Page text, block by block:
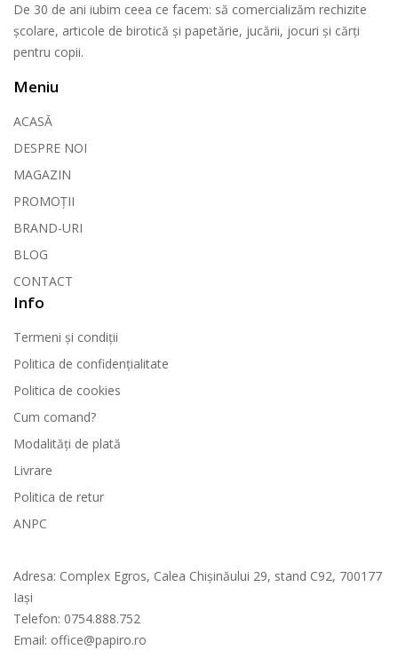
De 30 de ani iubim ceea ce facem: să comercializăm rechizite
școlare, articole de birotică și papetărie, jucării, jocuri și cărți
pentru copii.
Meniu
ACASĂ
DESPRE NOI
MAGAZIN
PROMOȚII
BRAND-URI
BLOG
CONTACT
Info
Termeni și condiții
Politica de confidențialitate
Politica de cookies
Cum comand?
Modalități de plată
Livrare
Politica de retur
ANPC
Adresa: Complex Egros, Calea Chișinăului 29, stand C92, 700177
Iași
Telefon: 0754.888.752
Email: office@papiro.ro